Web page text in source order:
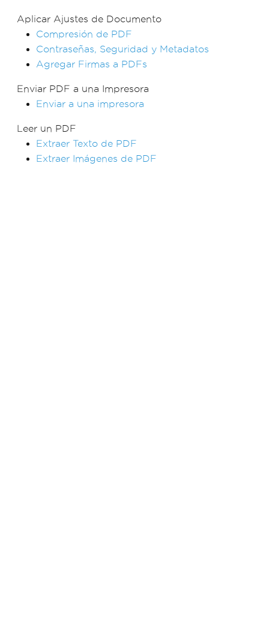
Aplicar Ajustes de Documento
Compresión de PDF
Contraseñas, Seguridad y Metadatos
Agregar Firmas a PDFs
Enviar PDF a una Impresora
Enviar a una impresora
Leer un PDF
Extraer Texto de PDF
Extraer Imágenes de PDF